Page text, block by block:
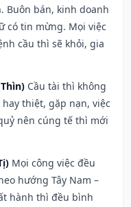
Buôn bán, kinh doanh
có tin mừng. Mọi việc
cầu thì sẽ khỏi, gia
Cầu tài thì không
thiệt, gặp nạn, việc
nên cúng tế thì mới
Mọi công việc đều
hướng Tây Nam –
hành thì đều bình